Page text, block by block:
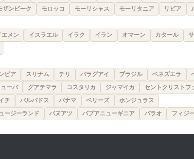
ザンビーク モロッコ モーリシャス モーリタニア リビア
エメン イスラエル イラク イラン オマーン カタール
ビア スリナム チリ パラグアイ ブラジル ベネズエラ
ーバ グアテマラ コスタリカ ジャマイカ セントクリストフ
チ バルバドス パナマ ベリーズ ホンジュラス
ージーランド バヌアツ パプアニューギニア パラオ フィジ